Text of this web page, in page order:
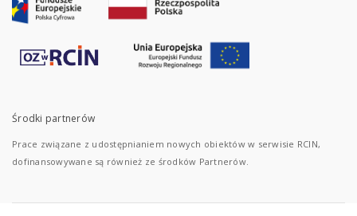
Środki partnerów
Prace związane z udostępnianiem nowych obiektów w serwisie RCIN,
dofinansowywane są również ze środków Partnerów.